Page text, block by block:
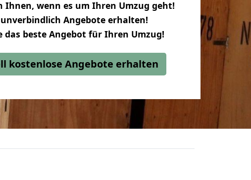
Ihnen, wenn es um Ihren Umzug geht!
Angebote erhalten!
das beste Angebot für Ihren Umzug!
kostenlose Angebote erhalten